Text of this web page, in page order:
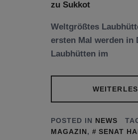
Weltgrößtes
ersten Mal werden in
Laubhütten im
POSTED IN NEWS
MAGAZIN, SENAT